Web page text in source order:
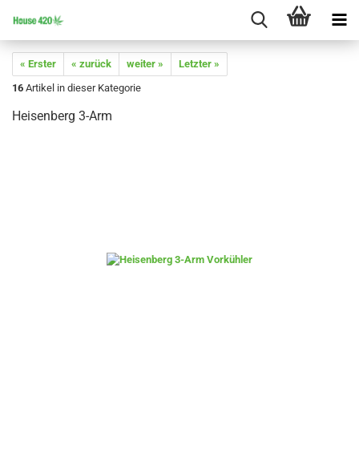
« Erster « zurück weiter »
Letzter »
16 Artikel in dieser Kategorie
Heisenberg 3-Arm